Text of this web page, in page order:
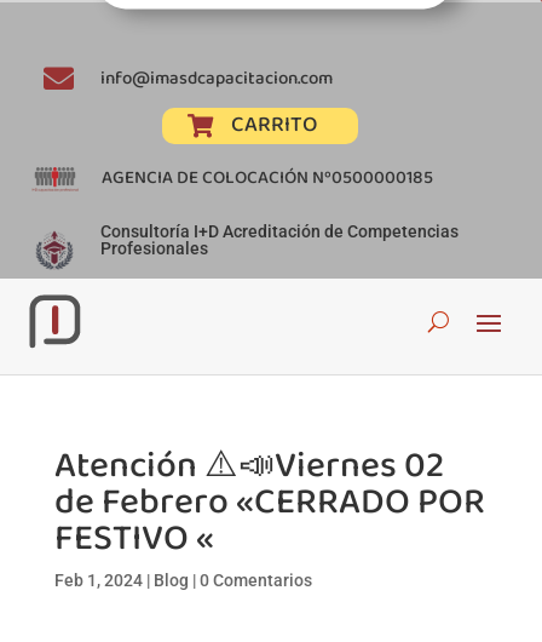
 info@imasdcapacitacion.com
 CARRITO
AGENCIA DE COLOCACIÓN Nº0500000185
Consultoría I+D Acreditación de Competencias
Profesionales
Atención ⚠️📣Viernes 02
de Febrero «CERRADO POR
FESTIVO «
Feb 1, 2024| Blog |0 Comentarios